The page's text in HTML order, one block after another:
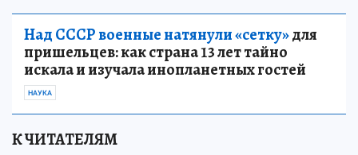
Над СССР военные натянули «сетку»для
пришельцев: как страна 13 лет тайно
искала и изучала инопланетных гостей
НАУКА
К ЧИТАТЕЛЯМ